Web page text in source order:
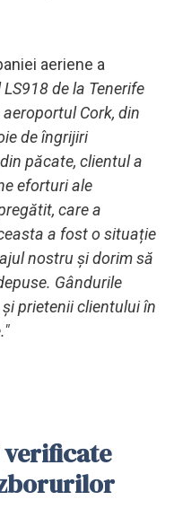
aeriene a
de la Tenerife
Cork, din
de îngrijiri
păcate, clientul a
eforturi ale
care a
a fost o situație
nostru și dorim să
Gândurile
prietenii clientului în